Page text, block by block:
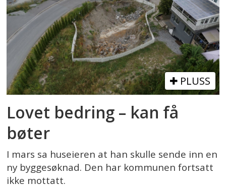
PLUSS
Lovet bedring – kan få
bøter
I mars sa huseieren at han skulle sende inn en
ny byggesøknad. Den har kommunen fortsatt
ikke mottatt.